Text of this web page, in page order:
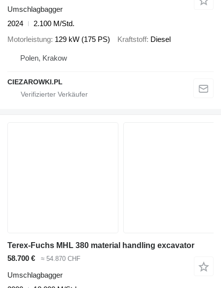
Umschlagbagger
2024
2.100 M/Std.
Motorleistung 129 kW (175 PS) Kraftstoff Diesel
Polen, Krakow
CIEZAROWKI.PL
Terex-Fuchs MHL 380 material handling excavator
58.700 €
≈ 54.870 CHF
Umschlagbagger